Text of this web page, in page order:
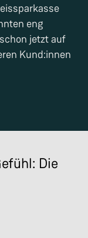
eng
jetzt auf
Kund:innen
Die